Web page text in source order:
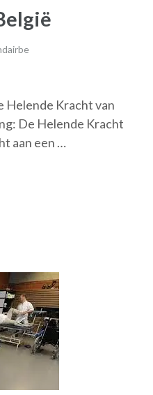
Helende Kracht van
De Helende Kracht
aan een …